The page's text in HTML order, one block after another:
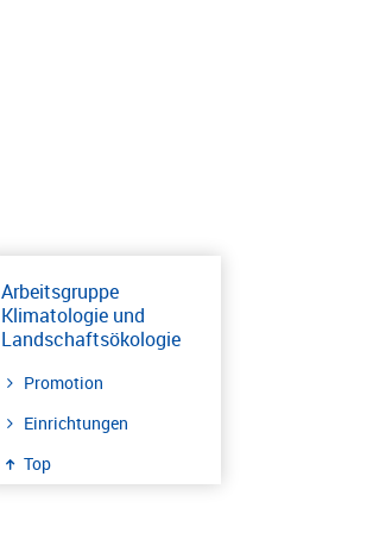
Arbeitsgruppe
Klimatologie und
Landschaftsökologie
Promotion
Einrichtungen
Top